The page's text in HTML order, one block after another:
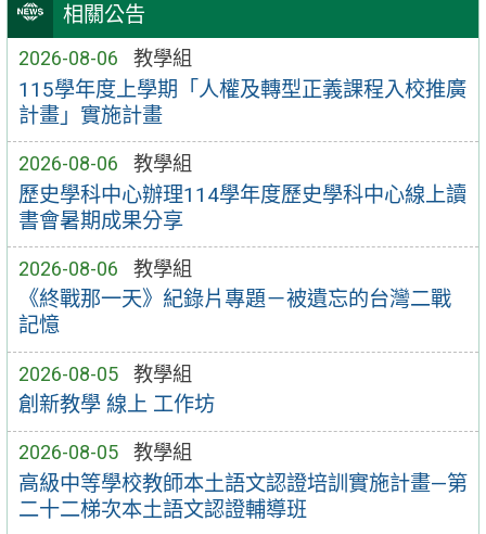
相關公告
2026-08-06 教學組
115學年度上學期「人權及轉型正義課程入校推廣
計畫」實施計畫
2026-08-06 教學組
歷史學科中心辦理114學年度歷史學科中心線上讀
書會暑期成果分享
2026-08-06 教學組
《終戰那一天》紀錄片專題－被遺忘的台灣二戰
記憶
2026-08-05 教學組
創新教學 線上 工作坊
2026-08-05 教學組
高級中等學校教師本土語文認證培訓實施計畫—第
二十二梯次本土語文認證輔導班